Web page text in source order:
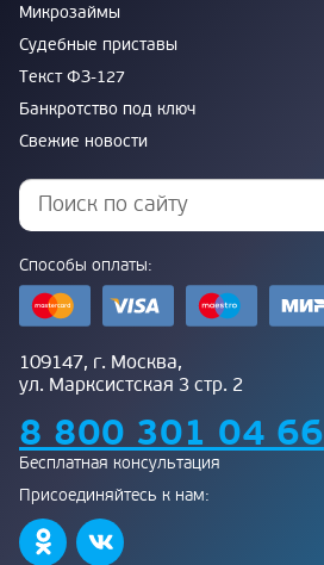
Микрозаймы
Судебные приставы
Текст ФЗ-127
Банкротство под ключ
Свежие новости
Способы оплаты:
109147, г. Москва,
ул. Марксистская 3 стр. 2
8 800 301 04 66
Бесплатная консультация
Присоединяйтесь к нам: